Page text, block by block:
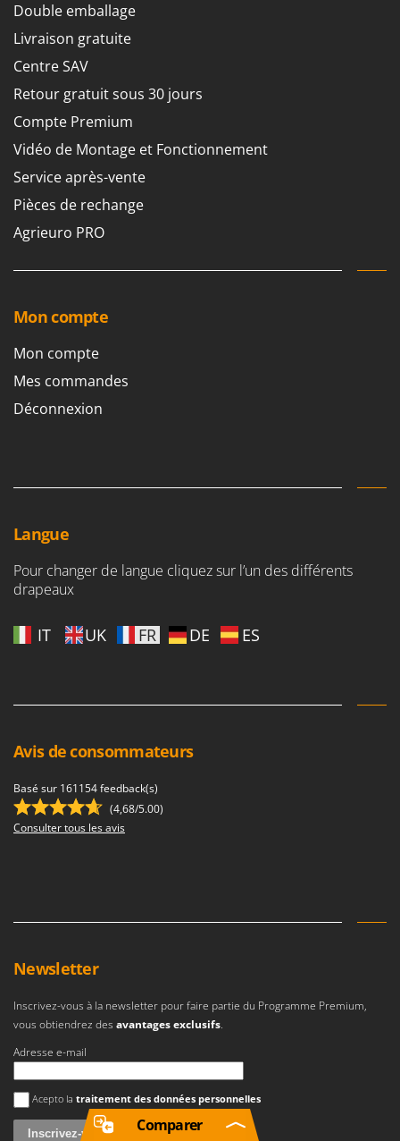
Double emballage
Livraison gratuite
Centre SAV
Retour gratuit sous 30 jours
Compte Premium
Vidéo de Montage et Fonctionnement
Service après-vente
Pièces de rechange
Agrieuro PRO
Mon compte
Mon compte
Mes commandes
Déconnexion
Langue
Pour changer de langue cliquez sur l’un des différents
drapeaux
IT UK FR DE ES
Avis de consommateurs
Basé sur 161154 feedback(s)
(4,68/5.00)
Consulter tous les avis
Newsletter
Inscrivez-vous à la newsletter pour faire partie du Programme Premium,
vous obtiendrez des avantages exclusifs.
Adresse e-mail
Une erreur est survenue
Acepto la traitement des données personnelles
Comparer